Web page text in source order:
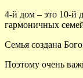
4-й дом – это 10-й
гармоничных
Семья создана
Поэтому очень